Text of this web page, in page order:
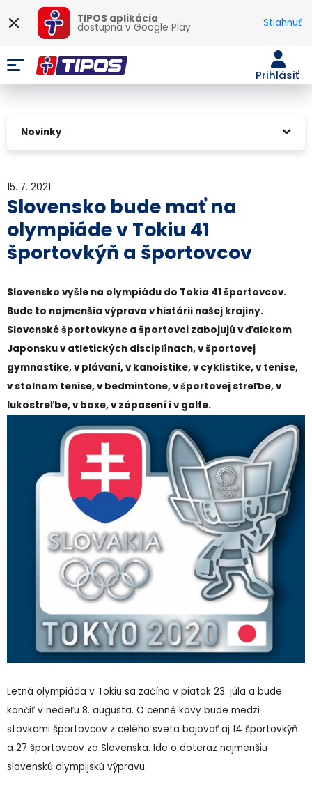
TIPOS aplikácia
dostupná vGoogle Play Stiahnuť
Prihlásiť
Novinky
15. 7. 2021
Slovensko bude mať na
olympiáde v Tokiu 41
športovkýň a športovcov
Slovensko vyšle na olympiádu do Tokia 41 športovcov.
Bude to najmenšia výprava v histórii našej krajiny.
Slovenské športovkyne a športovci zabojujú v ďalekom
Japonsku v atletických disciplínach, v športovej
gymnastike, v plávaní, v kanoistike, v cyklistike, v tenise,
v stolnom tenise, v bedmintone, v športovej streľbe, v
lukostreľbe, v boxe, v zápasení i v golfe.
Letná olympiáda v Tokiu sa začína v piatok 23. júla a bude
končiť v nedeľu 8. augusta. O cenné kovy bude medzi
stovkami športovcov z celého sveta bojovať aj 14 športovkýň
a 27 športovcov zo Slovenska. Ide o doteraz najmenšiu
slovenskú olympijskú výpravu.